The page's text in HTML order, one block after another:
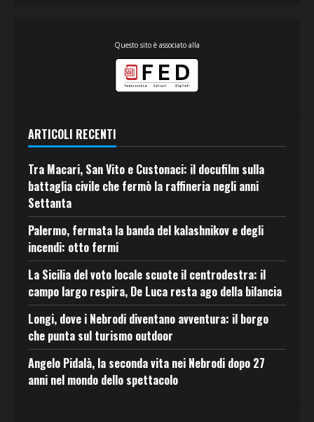
Questo sito è associato alla
ARTICOLI RECENTI
Tra Macari, San Vito e Custonaci: il docufilm sulla
battaglia civile che fermò la raffineria negli anni
Settanta
Palermo, fermata la banda del kalashnikov e degli
incendi: otto fermi
La Sicilia del voto locale scuote il centrodestra: il
campo largo respira, De Luca resta ago della bilancia
Longi, dove i Nebrodi diventano avventura: il borgo
che punta sul turismo outdoor
Angelo Pidalà, la seconda vita nei Nebrodi dopo 27
anni nel mondo dello spettacolo